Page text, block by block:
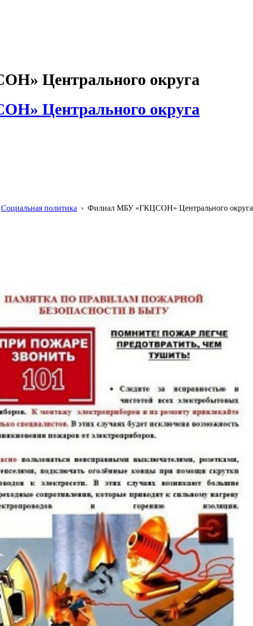
Центрального округа
Центрального округа
Социальная политика › Филиал МБУ «ГКЦСОН» Центрального округа